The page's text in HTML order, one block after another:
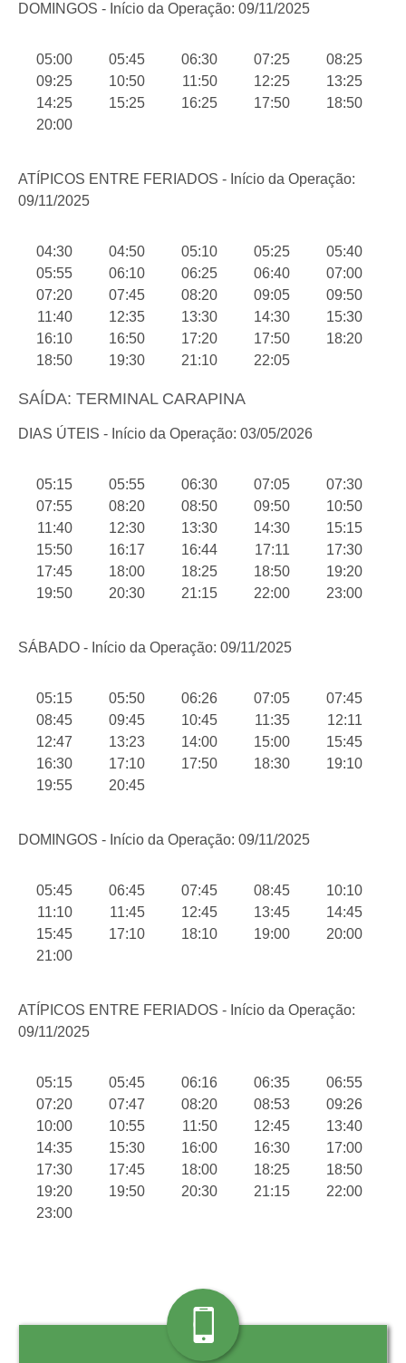
DOMINGOS - Início da Operação: 09/11/2025
05:00 05:45 06:30 07:25
08:25
09:25
10:50 11:50 12:25
13:25
14:25
15:25 16:25 17:50
18:50
20:00
ATÍPICOS ENTRE FERIADOS - Início da Operação:
09/11/2025
04:30 04:50 05:10 05:25
05:40
05:55
06:10 06:25 06:40
07:00
07:20
07:45 08:20 09:05
09:50
11:40
12:35 13:30 14:30
15:30
16:10
16:50 17:20 17:50
18:20
18:50
19:30 21:10 22:05
SAÍDA: TERMINAL CARAPINA
DIAS ÚTEIS - Início da Operação: 03/05/2026
05:15 05:55 06:30 07:05
07:30
07:55
08:20 08:50 09:50
10:50
11:40
12:30 13:30 14:30
15:15
15:50
16:17 16:44 17:11
17:30
17:45
18:00 18:25 18:50
19:20
19:50
20:30 21:15 22:00 23:00
SÁBADO - Início da Operação: 09/11/2025
05:15 05:50 06:26 07:05
07:45
08:45
09:45 10:45 11:35
12:11
12:47
13:23 14:00 15:00
15:45
16:30
17:10 17:50 18:30
19:10
19:55
20:45
DOMINGOS - Início da Operação: 09/11/2025
05:45 06:45 07:45 08:45
10:10
11:10
11:45 12:45 13:45
14:45
15:45
17:10 18:10 19:00
20:00
21:00
ATÍPICOS ENTRE FERIADOS - Início da Operação:
09/11/2025
05:15 05:45 06:16 06:35
06:55
07:20
07:47 08:20 08:53
09:26
10:00
10:55 11:50 12:45
13:40
14:35
15:30 16:00 16:30
17:00
17:30
17:45 18:00 18:25
18:50
19:20
19:50 20:30 21:15
22:00
23:00